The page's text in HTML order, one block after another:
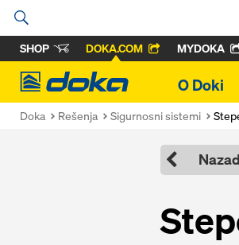
SHOP DOKA.COM MYDOKA
Doka
O Doki
Doka Rešenja Sigurnosni sistemi
Nazad